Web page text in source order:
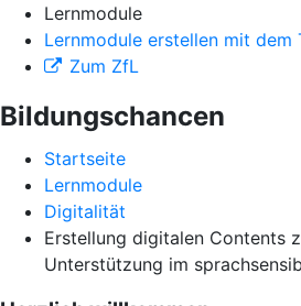
Lernmodule
Lernmodule erstellen mit dem
Zum ZfL
Bildungschancen
Startseite
Lernmodule
Digitalität
Erstellung digitalen Contents
Unterstützung im